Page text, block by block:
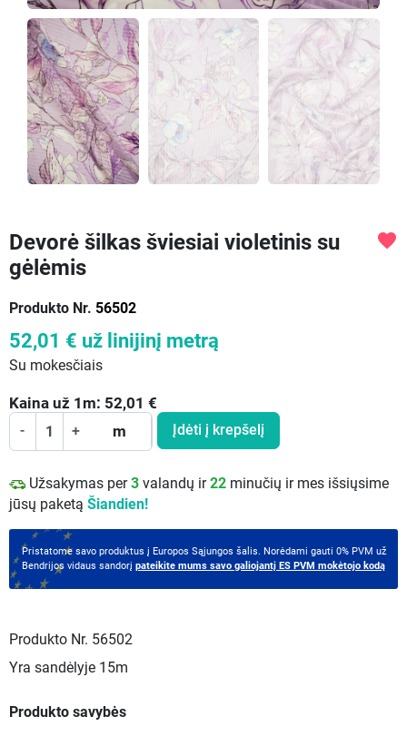
Devorė šilkas šviesiai violetinis su
gėlėmis
Produkto Nr. 56502
favorite
52,01 € už linijinį metrą
Su mokesčiais
Kaina už 1 m: 52,01 €
- + m Įdėti į krepšelį
Užsakymas per3 valandų ir22 minučių ir mes išsiųsime
jūsų paketą Šiandien!
Pristatome savo produktus į Europos Sąjungos šalis. Norėdami gauti 0% PVM už
Bendrijos vidaus sandorį pateikite mums savo galiojantį ES PVM mokėtojo kodą
Produkto Nr. 56502
Yra sandėlyje 15m
Produkto savybės